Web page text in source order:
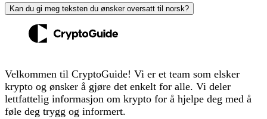
Kan du gi meg teksten du ønsker oversatt til norsk?
Velkommen til CryptoGuide! Vi er et team som elsker
krypto og ønsker å gjøre det enkelt for alle. Vi deler
lettfattelig informasjon om krypto for å hjelpe deg med å
føle deg trygg og informert.